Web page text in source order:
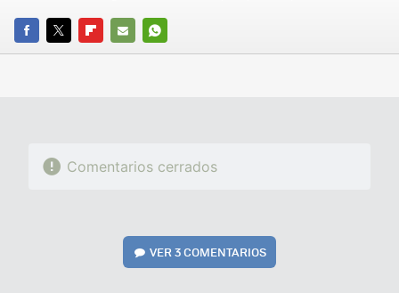
FACEBOOK
TWITTERFLIPBOARD
E-
WHATSAPP
Comentarios cerrados
VER3 COMENTARIOS